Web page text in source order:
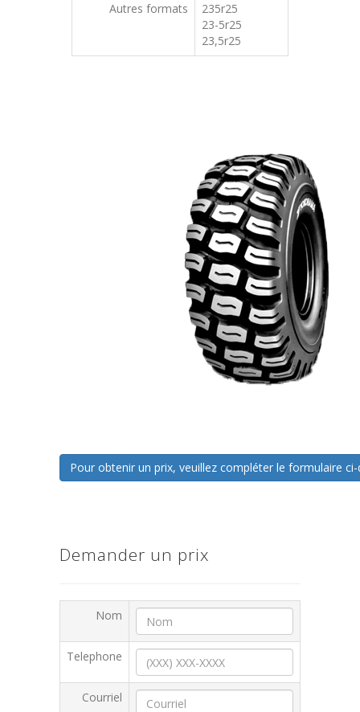
Autres formats
235r25
23-5r25
23,5r25
Pour obtenir un prix, veuillez compléter le formulaire
Demander un prix
Nom
Telephone
Courriel